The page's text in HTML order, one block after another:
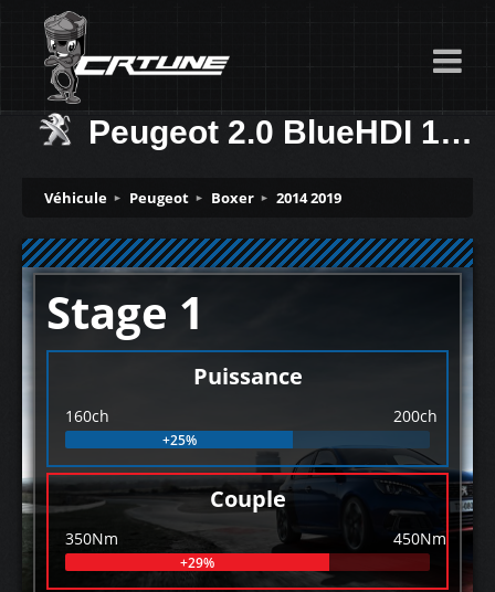
Peugeot 2.0 BlueHDI 160ch
Véhicule Peugeot Boxer 2014 2019
Stage 1
Puissance
160ch 200ch
+25%
Couple
350Nm 450Nm
+29%